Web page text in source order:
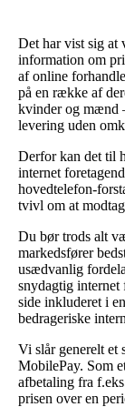
Det har vist sig at
information om
af online
på en række af
kvinder og mænd
levering uden
Derfor kan det til
internet
hovedtelefon-
tvivl om at
Du bør trods alt
markedsfører
usædvanlig
snydagtig internet
side inkluderet i
bedrageriske
Vi slår generelt et
MobilePay. Som
afbetaling fra
prisen over en